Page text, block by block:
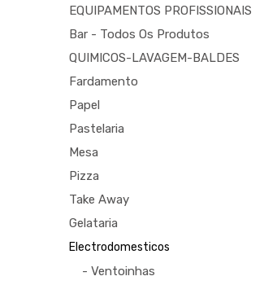
EQUIPAMENTOS PROFISSIONAIS
Bar - Todos Os Produtos
QUIMICOS-LAVAGEM-BALDES
Fardamento
Papel
Pastelaria
Mesa
Pizza
Take Away
Gelataria
Electrodomesticos
- Ventoinhas